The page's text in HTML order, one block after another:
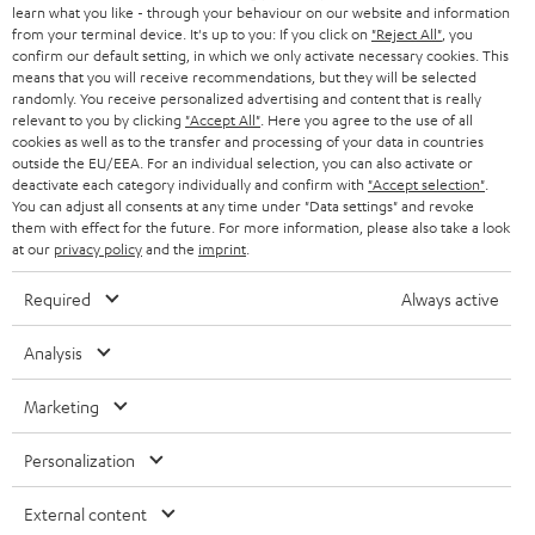
Wir bieten dir mit den Aktivlautsprechern der Teufel Streaming-Serie
gleich mehrfach integrierte innovative und clevere Technologie an.
Hierbei handelt es sich um Aktivboxen, die scheinbar vollkommen
autonom sind. Denn die Musik wird kabellos über WLAN oder Bluetooth
übertragen. Ausgewählte Teufel Streaming Lautsprecher können durch die
Raumfeld-Technologie komplett per Teufel Raumfeld App gesteuet.
Kompakte Varianten dieser Aktivboxen sind der TEUFEL ONE S und der
TEUFEL ONE M. Wer es klanglich großzügiger mag, findet passendes im
aktiven Regallautsprecher STEREO M oder die 3-Wege-Aktivlautsprecher
TEUFEL STEREO L. Die Radiofans unter uns sollten auch das RADIO 3SIXTY
oder das noch kompakete RADIO ONE in betracht ziehen. Das RADIO
3SIXTY lässt sich bequem per Teufel Remote App steuern und bietet dir die
gesamte Welt der online Radiosender.
Wer keine App nutzen will und sich den Weg zum Gerät ersparen möchte,
der kann mit unserer HOLIST-Serie auch die Sprachsteuerung über
Amazon Alexa nutzen. Multiroom mit anderen Alexa Geräten ist durch die
Amazon App möglich und falls ein mal Stille herrschen soll, können die
Aktiv-Subwoofer für die extra Portion Bass
nur noch selten. Die meisten gängigen externen Subwoofer Modelle sind
n
g
STEREO
SMART HOME
BLUETOOTH-LAUTSPRECHER
KOPFHÖRER
BLUETOOTH-KOPFHÖRER
LAUTSPRECHER
ULTIMA-SERIE
IN-EAR-KOPFHÖRER
FANSHOP
PRESSE & MARKETING
GESCHÄFTSKUNDEN
PARTNERPROGRAMM
BLOG
NEWSLETTER
STORES
DEINE VORTEILE BEI TEUFEL
TEUFEL STORY
UNSER MANAGEMENT
ÖSTERREICH
SCHWEIZ
NIEDERLANDE
BELGIEN
POLEN
SPANIEN
ITALIEN
Technische Änderungen, Tippfehler und Irrtum vorbehalten. Das auf unseren
Fotos abgebildete Zubehör ist nicht im Lieferumfang enthalten. Etwaige
learn what you like - through your behaviour on our website and information
from your terminal device. It's up to you: If you click on "Reject All" , you
confirm our default setting, in which we only activate necessary cookies. This
means that you will receive recommendations, but they will be selected
randomly. You receive personalized advertising and content that is really
relevant to you by clicking "Accept All" . Here you agree to the use of all
cookies as well as to the transfer and processing of your data in countries
outside the EU/EEA. For an individual selection, you can also activate or
deactivate each category individually and confirm with "Accept selection"
You can adjust all consents at any time under "Data settings" and revoke
them with effect for the future. For more information, please also take a look
at our privacy policyand the imprint
Required Always active
Analysis
Marketing
Personalization
External content